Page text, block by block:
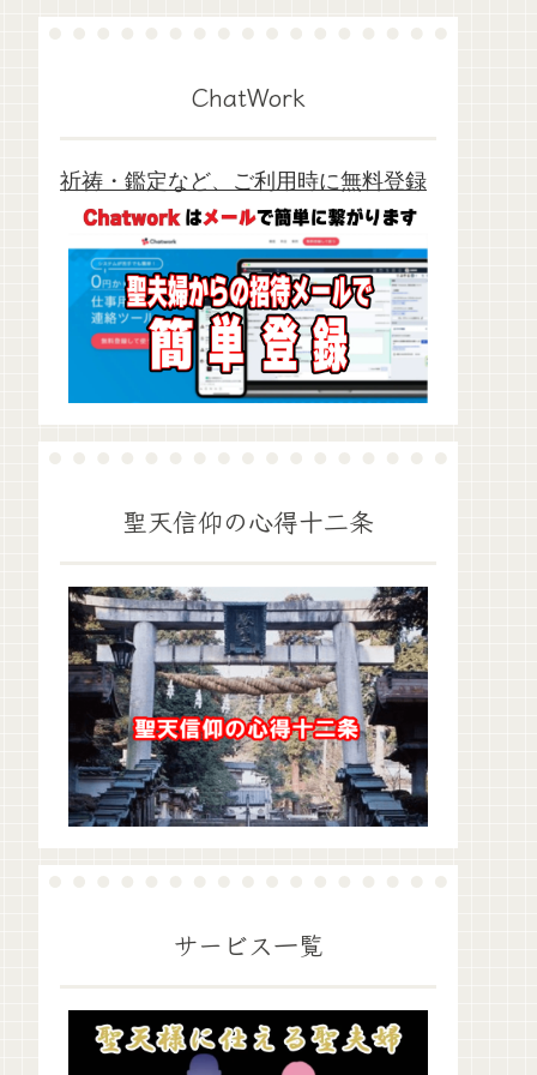
ChatWork
祈祷・鑑定など、ご利用時に無料登録
聖天信仰の心得十二条
サービス一覧